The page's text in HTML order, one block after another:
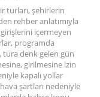
turları, şehirlerin
rehber anlatımıyla
içermeyen
programda
denk gelen gün
girilmesine izin
kapalı yollar
şartları nedeniyle